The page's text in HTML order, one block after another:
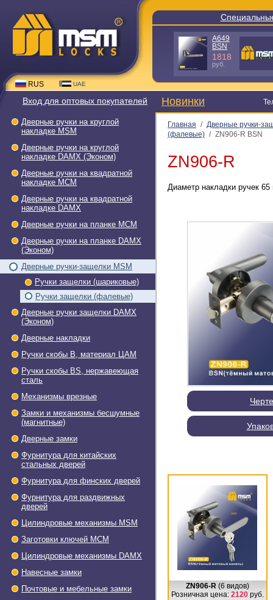
RUS UAE
Специальные
A640 GR-
C
980руб.
TB1-L25
(пакет)
190руб.
Вход для оптовых покупателей
Дверные ручки на круглой
накладке МSМ
Дверные ручки на круглой
накладке DAMX (Эконом)
Дверные ручки на квадратной
накладке МСМ
Дверные ручки на квадратной
накладке DAMX
Дверные ручки на планке МСМ
Дверные ручки на планке DAMX
(Эконом)
Дверные ручки-защелки МSМ
Ручки защелки (шариковые)
Ручки защелки (фалевые)
Дверные ручки защелки DAMX
(Эконом)
Дверные накладки
Ручки скобы В, материал ЦАМ
Ручки скобы BS, нержавеющая
сталь
Механизмы врезные
Замки и механизмы бесшумные
(магнитные)
Дверные замки
Фурнитура для китайских
стальных дверей
Фурнитура для финских дверей
Фурнитура для раздвижных
дверей
Цилиндровые механизмы MSM
Заготовки ключей МСМ
Цилиндровые механизмы DAMX
Навесные замки
Почтовые и мебельные замки
Новинки Тел.:
Главная / Дверные ручки-
(фалевые) / ZN906-R BSN
ZN906-R
Диаметр накладки ручек
ZN906-R (6 видов)
Розничная цена: 2120 руб.